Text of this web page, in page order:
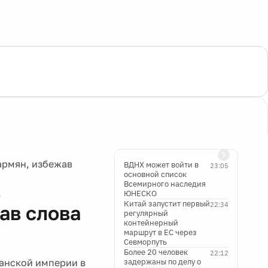
избежав
слова
империи в
23:05
ВДНХ может войти в
основной список
Всемирного наследия
ЮНЕСКО
22:34
Китай запустит первый
регулярный
контейнерный
маршрут в ЕС через
Севморпуть
22:12
Более 20 человек
задержаны по делу о